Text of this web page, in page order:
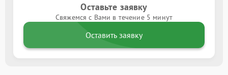
Оставьте заявку
Свяжемся с Вами в течение 5 минут
Оставить заявку